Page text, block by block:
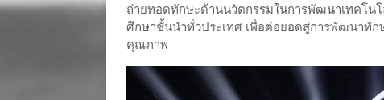
ถ่ายทอดทักษะด้านนวัตกรรมในการพัฒนาเทคโน
ศึกษาชั้นนำทั่วประเทศ เพื่อต่อยอดสู่การพัฒนาทัก
คุณภาพ